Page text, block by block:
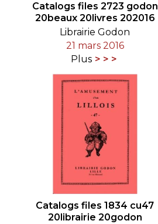
Catalogs files 2723 godon
20beaux 20livres 202016
Librairie Godon
21 mars 2016
Plus
Catalogs files 1834 cu47
20librairie 20godon